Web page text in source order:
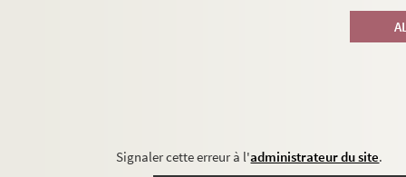
Signaler cette erreur à l'administrateur du site.